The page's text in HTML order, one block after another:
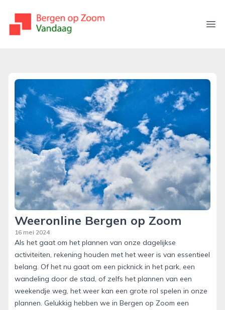
bergenopzoomvandaag.nl
Weeronline Bergen op Zoom
16 mei 2024
Als het gaat om het plannen van onze dagelijkse
activiteiten, rekening houden met het weer is van essentieel
belang. Of het nu gaat om een picknick in het park, een
wandeling door de stad, of zelfs het plannen van een
weekendje weg, het weer kan een grote rol spelen in onze
plannen. Gelukkig hebben we in Bergen op Zoom een